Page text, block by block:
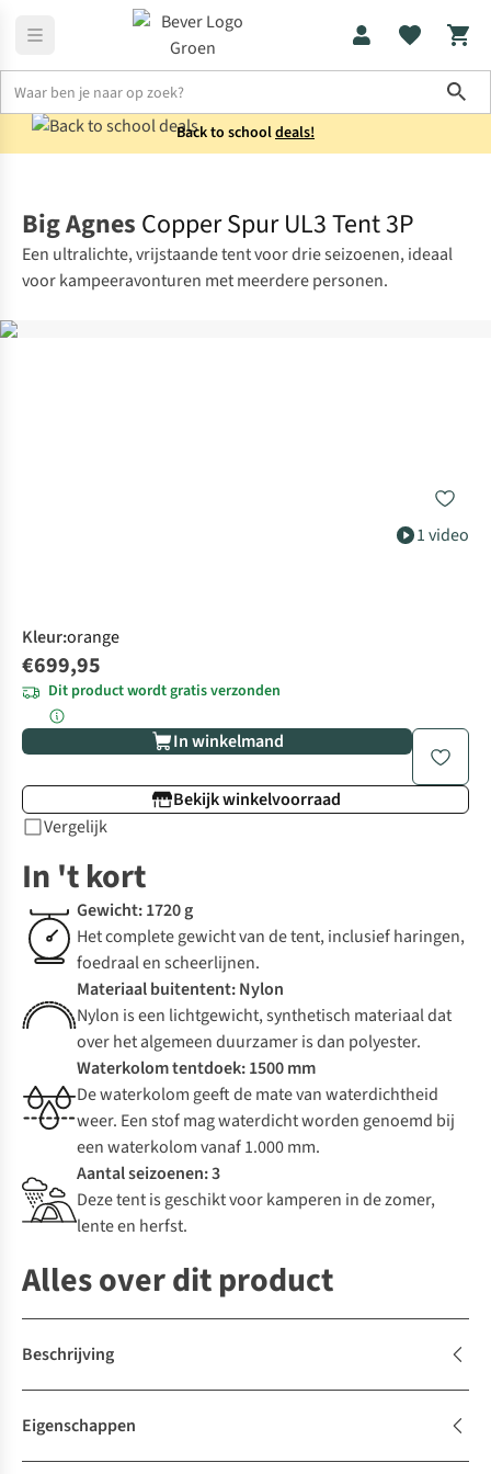
Back to schooldeals!
1 video
Big Agnes Copper Spur UL3 Tent 3P
Een ultralichte, vrijstaande tent voor drie seizoenen, ideaal
voor kampeeravonturen met meerdere personen.
Kleur:orange
€699,95
Dit product wordt gratis verzonden
In winkelmand
Bekijk winkelvoorraad
Vergelijk
In 't kort
Gewicht: 1720 g
Het complete gewicht van de tent, inclusief haringen,
foedraal en scheerlijnen.
Materiaal buitentent: Nylon
Nylon is een lichtgewicht, synthetisch materiaal dat
over het algemeen duurzamer is dan polyester.
Waterkolom tentdoek: 1500 mm
De waterkolom geeft de mate van waterdichtheid
weer. Een stof mag waterdicht worden genoemd bij
een waterkolom vanaf 1.000 mm.
Aantal seizoenen: 3
Deze tent is geschikt voor kamperen in de zomer,
lente en herfst.
Alles over dit product
Beschrijving
Eigenschappen